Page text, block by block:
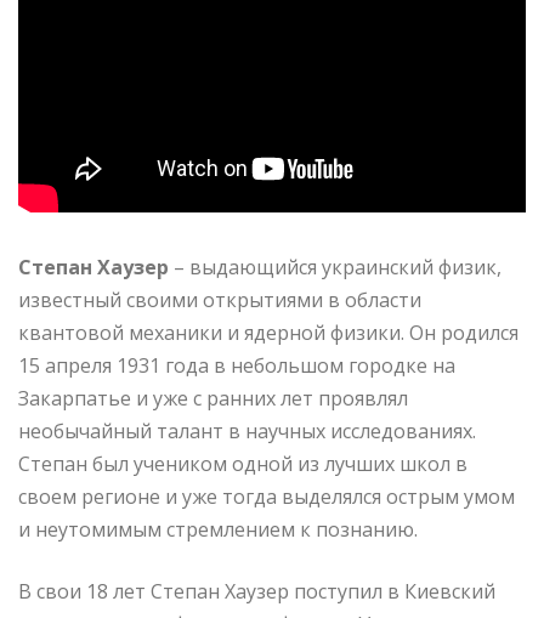
Степан Хаузер – выдающийся украинский физик,
известный своими открытиями в области
квантовой механики и ядерной физики. Он родился
15 апреля 1931 года в небольшом городке на
Закарпатье и уже с ранних лет проявлял
необычайный талант в научных исследованиях.
Степан был учеником одной из лучших школ в
своем регионе и уже тогда выделялся острым умом
и неутомимым стремлением к познанию.
В свои 18 лет Степан Хаузер поступил в Киевский